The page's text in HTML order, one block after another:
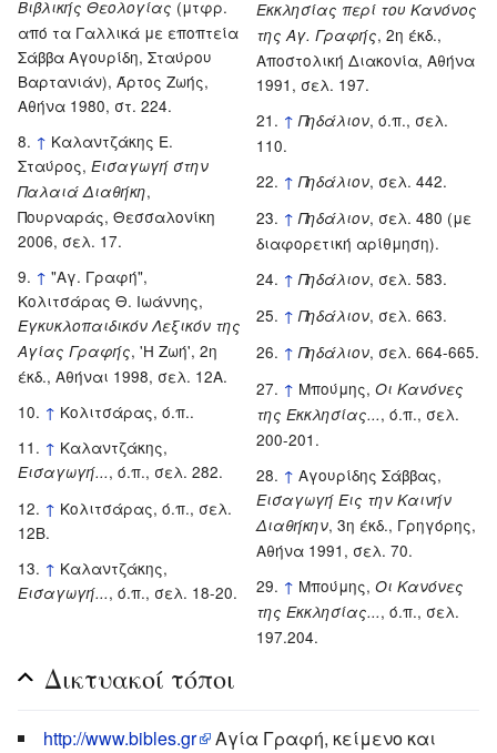
Βιβλικής Θεολογίας (μτφρ.
από τα Γαλλικά με εποπτεία
Σάββα Αγουρίδη, Σταύρου
Βαρτανιάν), Άρτος Ζωής,
Αθήνα 1980, στ. 224.
↑ Καλαντζάκης Ε.
Σταύρος, Εισαγωγή στην
Παλαιά Διαθήκη,
Πουρναράς, Θεσσαλονίκη
2006, σελ. 17.
↑ "Αγ. Γραφή",
Κολιτσάρας Θ. Ιωάννης,
Εγκυκλοπαιδικόν Λεξικόν της
Αγίας Γραφής, 'Η Ζωή', 2η
έκδ., Αθήναι 1998, σελ. 12Α.
↑ Κολιτσάρας, ό.π..
↑ Καλαντζάκης,
Εισαγωγή..., ό.π., σελ. 282.
↑ Κολιτσάρας, ό.π., σελ.
12Β.
↑ Καλαντζάκης,
Εισαγωγή..., ό.π., σελ. 18-20.
Eκκλησίας περί του Kανόνος
της Αγ. Γραφής, 2η έκδ.,
Αποστολική Διακονία, Αθήνα
1991, σελ. 197.
↑ Πηδάλιον, ό.π., σελ.
110.
↑ Πηδάλιον, σελ. 442.
↑ Πηδάλιον, σελ. 480 (με
διαφορετική αρίθμηση).
↑ Πηδάλιον, σελ. 583.
↑ Πηδάλιον, σελ. 663.
↑ Πηδάλιον, σελ. 664-665.
↑ Μπούμης,Οι Kανόνες
της Eκκλησίας..., ό.π., σελ.
200-201.
↑ Αγουρίδης Σάββας,
Εισαγωγή Εις την Καινήν
Διαθήκην, 3η έκδ., Γρηγόρης,
Αθήνα 1991, σελ. 70.
↑ Μπούμης,Οι Kανόνες
της Eκκλησίας..., ό.π., σελ.
197.204.
Δικτυακοί τόποι
http://www.bibles.gr Αγία Γραφή, κείμενο και